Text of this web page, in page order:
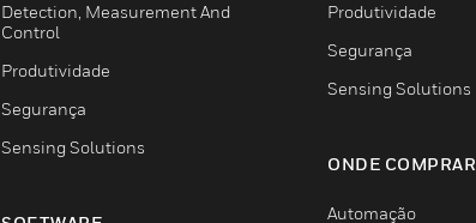
Detection, Measurement And
Control
Produtividade
Segurança
Sensing Solutions
Produtividade
Segurança
Sensing Solutions
ONDE COMPRAR
Automação